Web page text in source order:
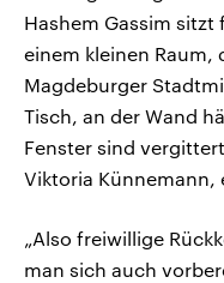
Hashem Gassim
einem kleinen Raum,
Magdeburger
Tisch, an der Wand
Fenster sind
Viktoria Künnemann,
„Also freiwillige
man sich auch